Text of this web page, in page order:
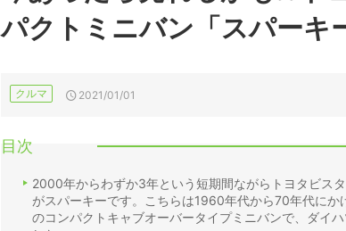
パクトミニバン「スパーキ
クルマ 2021/01/01
目次
2000年からわずか3年という短期間ながらトヨタビス
がスパーキーです。こちらは1960年代から70年代に
のコンパクトキャブオーバータイプミニバンで、ダイ